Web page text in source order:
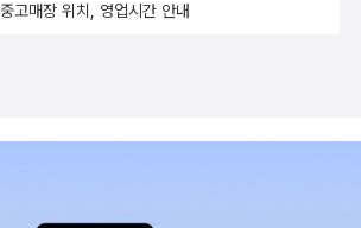
중고매장 위치, 영업시간 안내